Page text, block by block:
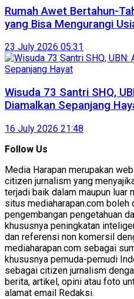
Rumah Awet Bertahun-
yang Bisa Mengurangi
23 July 2026 05:31
Wisuda 73 Santri SHQ,
Diamalkan Sepanjang
16 July 2026 21:48
Follow Us
Media Harapan merupakan
citizen jurnalism yang
terjadi baik dalam maupun luar
situs mediaharapan.com boleh
pengembangan pengetahuan
khususnya peningkatan
dan referensi non komersil
mediaharapan.com sebagai
khususnya pemuda-pemudi
sebagai citizen jurnalism
berita, artikel, opini atau foto
alamat email Redaksi.